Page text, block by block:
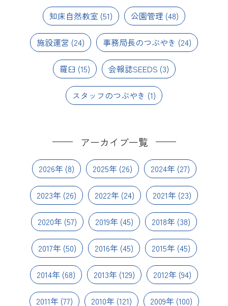
知床自然教室 (51) 公園管理 (48)
施設運営 (24) 事務局長のつぶやき (24)
羅臼 (15) 会報誌SEEDS (3)
スタッフのつぶやき (1)
アーカイブ一覧
2026年(8) 2025年(26) 2024年(27)
2023年 (26) 2022年 (24) 2021年 (23)
2020年 (57) 2019年 (45) 2018年 (38)
2017年(50) 2016年(45) 2015年(45)
2014年 (68) 2013年 (129) 2012年 (94)
2011年(77) 2010年(121) 2009年(100)